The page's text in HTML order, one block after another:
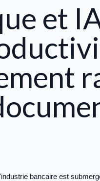
et
bancaire est